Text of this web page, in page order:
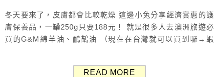
冬天要來了，皮膚都會比較乾燥 這邊小兔分享經濟實惠的護
膚保養品，一罐250g只要188元！ 就是很多人去澳洲旅遊必
買的G&M綿羊油、鴯鶓油 （現在在台灣就可以買到囉→蝦
tested on animals"，意思是無動物實驗 ...
READ MORE